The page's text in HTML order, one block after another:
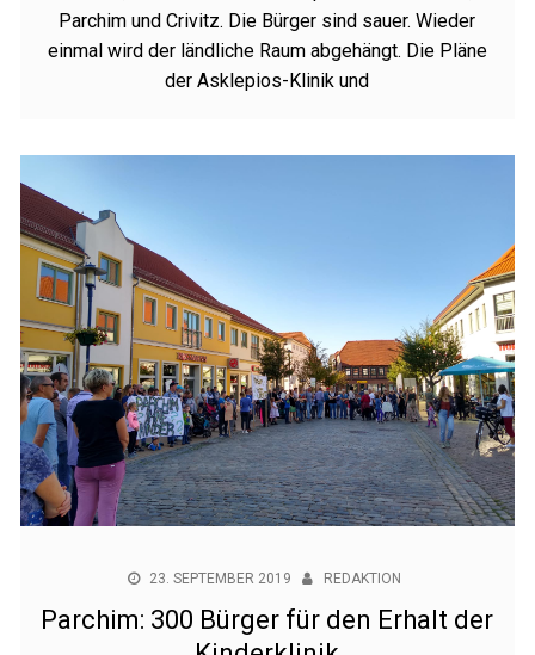
Parchim und Crivitz. Die Bürger sind sauer. Wieder
einmal wird der ländliche Raum abgehängt. Die Pläne
der Asklepios-Klinik und
23. SEPTEMBER 2019 REDAKTION
Parchim: 300 Bürger für den Erhalt der